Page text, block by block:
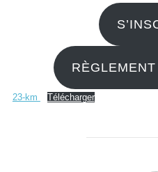
23-km Télécharger